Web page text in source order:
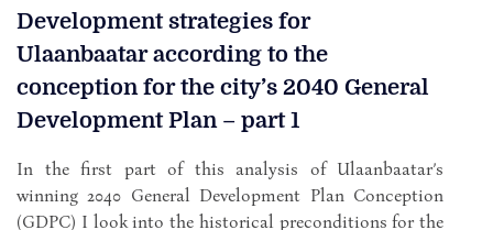
Development strategies for
Ulaanbaatar according to the
conception for the city’s 2040 General
Development Plan – part 1
In the first part of this analysis of Ulaanbaatar’s
winning 2040 General Development Plan Conception
(GDPC) I look into the historical preconditions for the